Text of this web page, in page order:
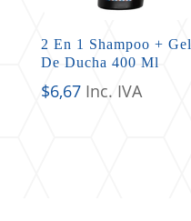
2 En 1 Shampoo + Gel
De Ducha 400 Ml
$6,67 Inc. IVA